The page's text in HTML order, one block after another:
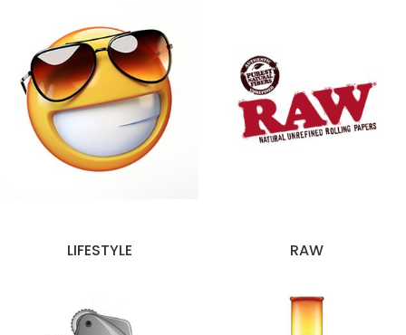
LIFESTYLE RAW